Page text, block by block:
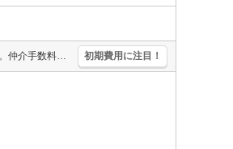
人気のファミリー向け物件。TVインターホン付き。追い焚き機能付きバス。仲介手数料家賃の0.55ヶ月分。1年未満の解約時、違約金1ヶ月分発生。駅まで平坦。経済的な都市ガス使用。最上階。 初期費用に注目！